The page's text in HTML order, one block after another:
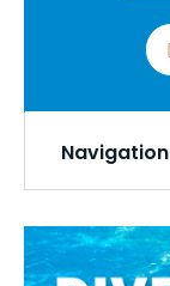
Navigation